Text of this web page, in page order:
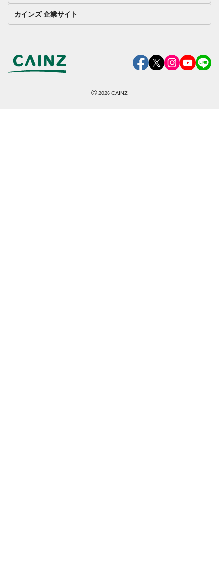
カインズ 企業サイト
©2026 CAINZ